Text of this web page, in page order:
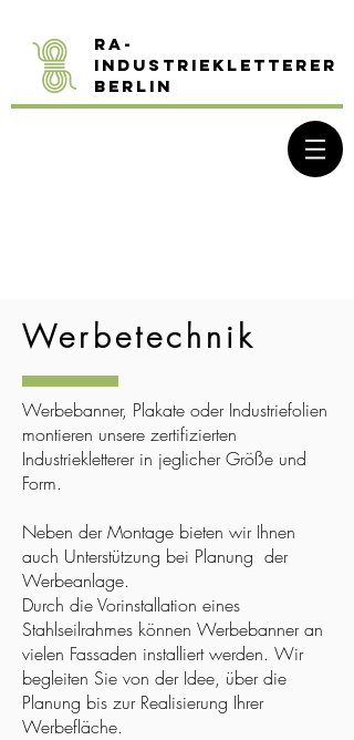
RA-
Industriekletterer
Berlin
Werbetechnik
Werbebanner, Plakate oder Industriefolien
montieren unsere zertifizierten
Industriekletterer in jeglicher Größe und
Form.
Neben der Montage bieten wir Ihnen
auch Unterstützung bei Planung der
Werbeanlage.
Durch die Vorinstallation eines
Stahlseilrahmes können Werbebanner an
vielen Fassaden installiert werden. Wir
begleiten Sie von der Idee, über die
Planung bis zur Realisierung Ihrer
Werbefläche.